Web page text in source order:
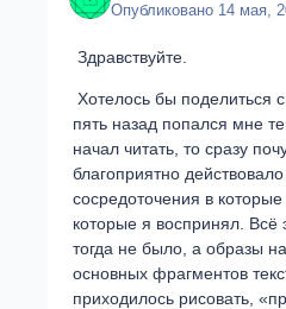
Опубликовано 14 мая,
Здравствуйте.
Хотелось бы поделиться
пять назад попался мне
начал читать, то сразу
благоприятно
сосредоточения в
которые я воспринял. Всё
тогда не было, а образы
основных фрагментов
приходилось рисовать,